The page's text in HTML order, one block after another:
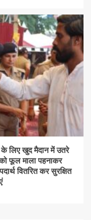
लिए खुद मैदान में उतरे
फूल माला पहनाकर
वितरित कर सुरक्षित